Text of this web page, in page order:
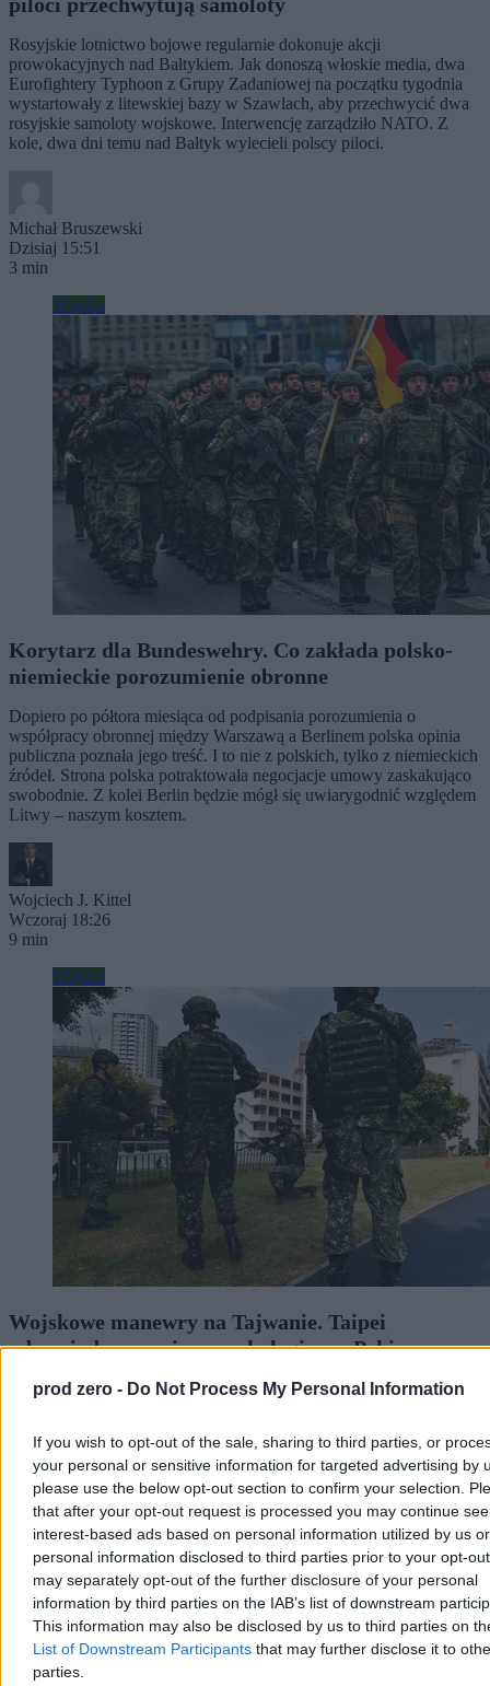
prod zero - Do Not Process My Personal Information
If you wish to opt-out of the sale, sharing to third parties, or
your personal or sensitive information for targeted advertising by
please use the below opt-out section to confirm your selection.
that after your opt-out request is processed you may continue
interest-based ads based on personal information utilized by us or
personal information disclosed to third parties prior to your opt-
may separately opt-out of the further disclosure of your personal
information by third parties on the IAB’s list of downstream
This information may also be disclosed by us to third parties on
List of Downstream Participants that may further disclose it to
parties.
Rosyjskie lotnictwo bojowe regularnie dokonuje akcji
prowokacyjnych nad Bałtykiem. Jak donoszą włoskie media, dwa
Eurofightery Typhoon z Grupy Zadaniowej na początku tygodnia
wystartowały z litewskiej bazy w Szawlach, aby przechwycić dwa
rosyjskie samoloty wojskowe. Interwencję zarządziło NATO. Z
kole, dwa dni temu nad Bałtyk wylecieli polscy piloci.
Michał Bruszewski
Dzisiaj 15:51
3 min
Wojsko
Korytarz dla Bundeswehry. Co zakłada polsko-
niemieckie porozumienie obronne
Dopiero po półtora miesiąca od podpisania porozumienia o
współpracy obronnej między Warszawą a Berlinem polska opinia
publiczna poznała jego treść. I to nie z polskich, tylko z niemieckich
źródeł. Strona polska potraktowała negocjacje umowy zaskakująco
swobodnie. Z kolei Berlin będzie mógł się uwiarygodnić względem
Litwy – naszym kosztem.
Wojciech J. Kittel
Wczoraj 18:26
9 min
Wojsko
Wojskowe manewry na Tajwanie. Taipei
odpowiada na wojnę psychologiczną Pekinu
Na Tajwanie ruszyły największe doroczne manewry wojskowe Han
społeczeństwa, które na co dzień zmaga się z nieustanną wojną
kognitywną i dezinformacją ze strony Pekinu.
Tomasz Pałasz
Wczoraj 16:35
5 min
Reklama
Reklama